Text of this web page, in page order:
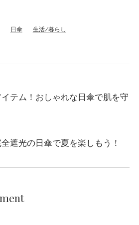
日傘 生活/暮らし
テム！おしゃれな日傘で肌を守
遮光の日傘で夏を楽しもう！